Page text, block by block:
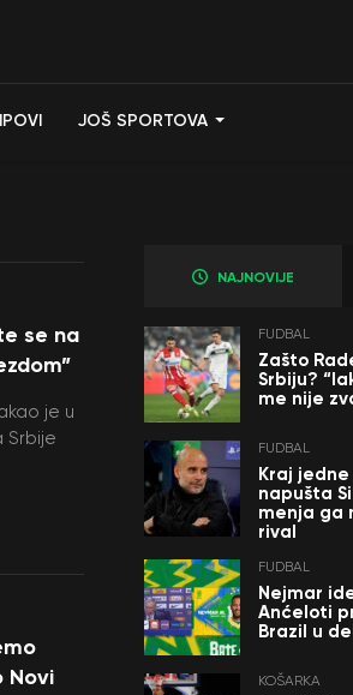
JOŠ SPORTOVA
se na
je u
Srbije
Novi
NAJNOVIJE
FUDBAL
Zašto
Srbiju?
me nije
FUDBAL
Kraj
napušta
menja ga
rival
FUDBAL
Nejmar
Anćeloti
Brazil u
KOŠARKA